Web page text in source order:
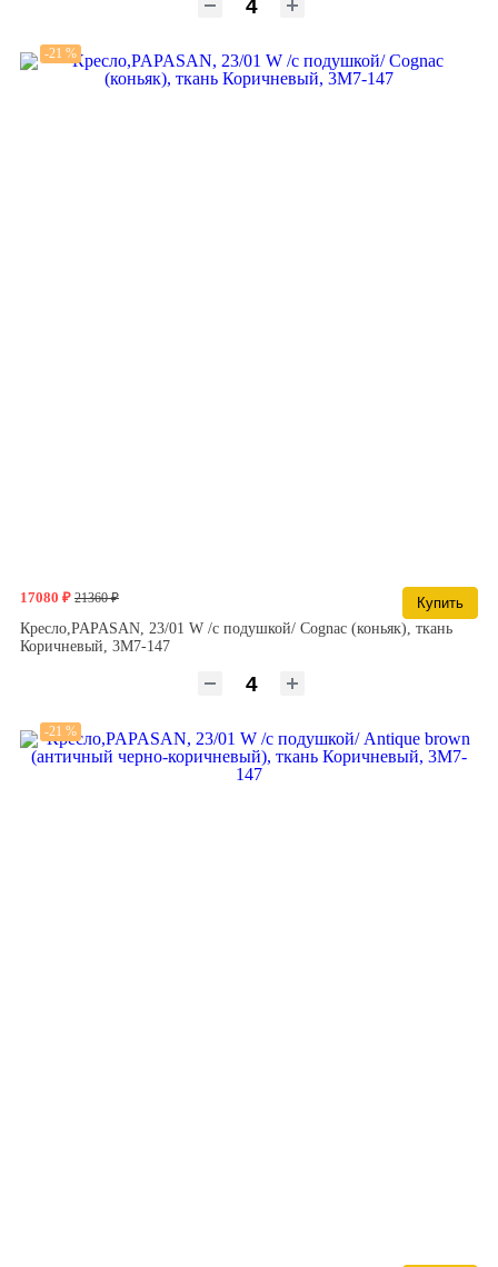
17080 ₽ 21360 ₽
-21 %
Купить
Кресло,PAPASAN, 23/01 W /с подушкой/ Cognac (коньяк), ткань
Коричневый, 3М7-147
-21 %